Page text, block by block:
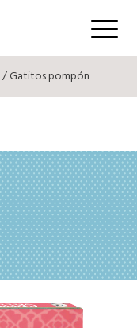
Menú
/ Gatitos pompón